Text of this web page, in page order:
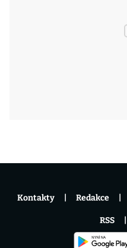
Kontakty Redakce
RSS